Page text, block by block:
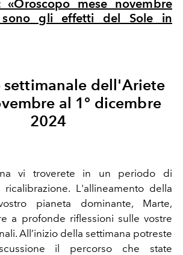
«Oroscopo mese novembre
gli effetti del Sole in
settimanale dell'Ariete
al 1° dicembre
2024
vi troverete in un periodo di
L'allineamento della
pianeta dominante, Marte,
a profonde riflessioni sulle vostre
All’inizio della settimana potreste
il percorso che state